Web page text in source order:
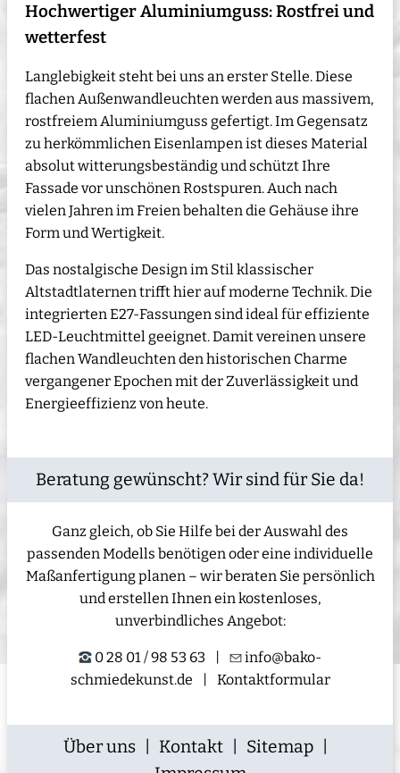
Hochwertiger Aluminiumguss: Rostfrei und
wetterfest
Langlebigkeit steht bei uns an erster Stelle. Diese
flachen Außenwandleuchten werden aus massivem,
rostfreiem Aluminiumguss gefertigt. Im Gegensatz
zu herkömmlichen Eisenlampen ist dieses Material
absolut witterungsbeständig und schützt Ihre
Fassade vor unschönen Rostspuren. Auch nach
vielen Jahren im Freien behalten die Gehäuse ihre
Form und Wertigkeit.
Das nostalgische Design im Stil klassischer
Altstadtlaternen trifft hier auf moderne Technik. Die
integrierten E27-Fassungen sind ideal für effiziente
LED-Leuchtmittel geeignet. Damit vereinen unsere
flachen Wandleuchten den historischen Charme
vergangener Epochen mit der Zuverlässigkeit und
Energieeffizienz von heute.
Beratung gewünscht? Wir sind für Sie da!
Ganz gleich, ob Sie Hilfe bei der Auswahl des
passenden Modells benötigen oder eine individuelle
Maßanfertigung planen – wir beraten Sie persönlich
und erstellen Ihnen ein kostenloses,
unverbindliches Angebot:
0 28 01 / 98 53 63 |
info@bako-
schmiedekunst.de | Kontaktformular
Über uns Kontakt Sitemap